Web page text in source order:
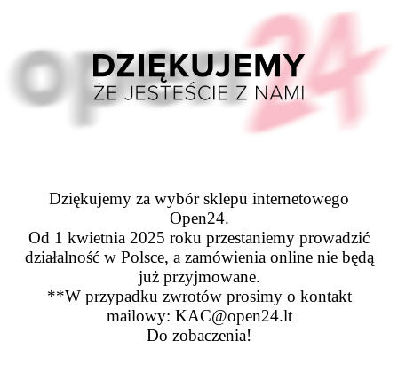
Dziękujemy za wybór sklepu internetowego
Open24.
Od 1 kwietnia 2025 roku przestaniemy prowadzić
działalność w Polsce, a zamówienia online nie będą
już przyjmowane.
**W przypadku zwrotów prosimy o kontakt
mailowy: KAC@open24.lt
Do zobaczenia!